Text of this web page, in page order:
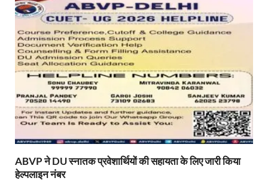
ABVP ने DU स्नातक प्रवेशार्थियों की सहायता के लिए जारी किया
हेल्पलाइन नंबर